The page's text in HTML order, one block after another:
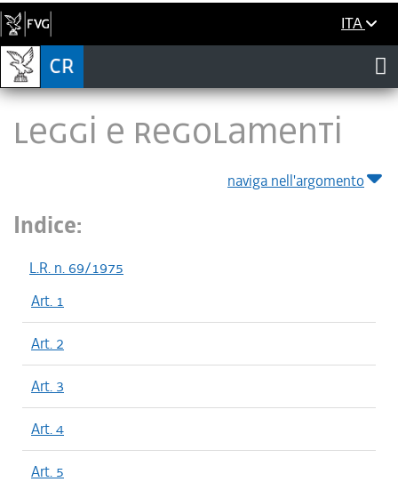
ITA
LEGGI E REGOLAMENTI
naviga nell'argomento
Indice:
L.R. n. 69/1975
Art. 1
Art. 2
Art. 3
Art. 4
Art. 5